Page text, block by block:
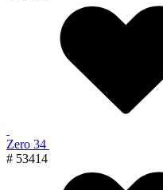
Zero 34
# 53414